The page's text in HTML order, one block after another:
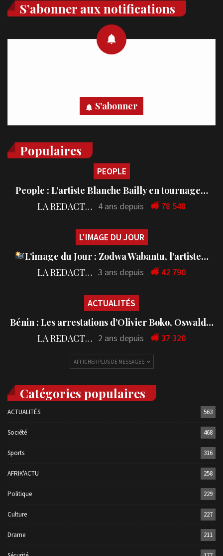
S’abonner aux notifications
S'abonner
Populaires
PEOPLE
People : L’artiste Blanche Bailly en tournage…
LA REDACTION 4 ans depuis 78 548
L'IMAGE DU JOUR
L’image du Jour : Zodwa Wabantu, l’artiste…
LA REDACTION 3 ans depuis 42 790
ACTUALITÉS
Bénin : Les arrestations d’Olivier Boko, Oswald…
LA REDACTION 2 ans depuis 37 320
AFFICHER PLUS DE MESSAGES
Catégories populaires
ACTUALITÉS 563
Société 468
Sports 316
AFRIK'ACTU 258
Politique 229
Culture 227
Drame 211